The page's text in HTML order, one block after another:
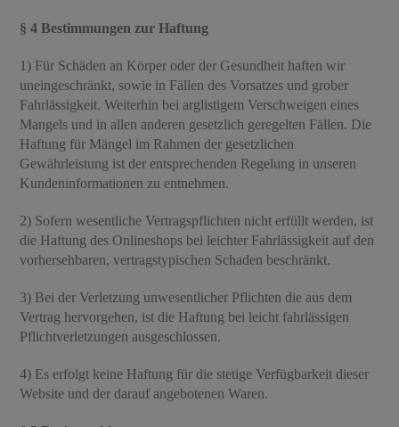
§ 4 Bestimmungen zur Haftung
1) Für Schäden an Körper oder der Gesundheit haften wir
uneingeschränkt, sowie in Fällen des Vorsatzes und grober
Fahrlässigkeit. Weiterhin bei arglistigem Verschweigen eines
Mangels und in allen anderen gesetzlich geregelten Fällen. Die
Haftung für Mängel im Rahmen der gesetzlichen
Gewährleistung ist der entsprechenden Regelung in unseren
Kundeninformationen zu entnehmen.
2) Sofern wesentliche Vertragspflichten nicht erfüllt werden, ist
die Haftung des Onlineshops bei leichter Fahrlässigkeit auf den
vorhersehbaren, vertragstypischen Schaden beschränkt.
3) Bei der Verletzung unwesentlicher Pflichten die aus dem
Vertrag hervorgehen, ist die Haftung bei leicht fahrlässigen
Pflichtverletzungen ausgeschlossen.
4) Es erfolgt keine Haftung für die stetige Verfügbarkeit dieser
Website und der darauf angebotenen Waren.